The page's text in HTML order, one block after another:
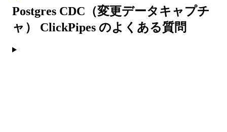
\text{
(compute)}
= \$346
Postgres CDC（変更データキャプチ
ャ） ClickPipes のよくある質問